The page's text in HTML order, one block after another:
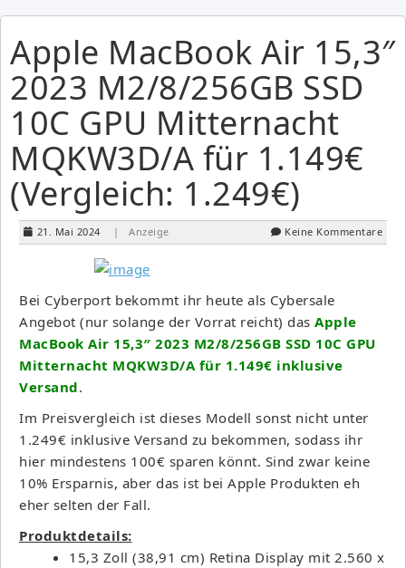
Apple MacBook Air 15,3″
2023 M2/8/256GB SSD
10C GPU Mitternacht
MQKW3D/A für 1.149€
(Vergleich: 1.249€)
21. Mai 2024 | Anzeige Keine Kommentare
Bei Cyberport bekommt ihr heute als Cybersale
Angebot (nur solange der Vorrat reicht) das Apple
MacBook Air 15,3″ 2023 M2/8/256GB SSD 10C GPU
Mitternacht MQKW3D/A für 1.149€ inklusive
Versand.
Im Preisvergleich ist dieses Modell sonst nicht unter
1.249€ inklusive Versand zu bekommen, sodass ihr
hier mindestens 100€ sparen könnt. Sind zwar keine
10% Ersparnis, aber das ist bei Apple Produkten eh
eher selten der Fall.
Produktdetails:
15,3 Zoll (38,91 cm) Retina Display mit 2.560 x